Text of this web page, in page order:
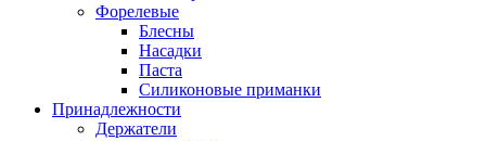
Форелевые
Блесны
Насадки
Паста
Силиконовые приманки
Принадлежности
Держатели